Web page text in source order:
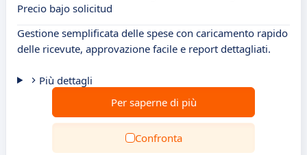
Precio bajo solicitud
Gestione semplificata delle spese con caricamento rapido
delle ricevute, approvazione facile e report dettagliati.
Più dettagli
Per saperne di più
Confronta